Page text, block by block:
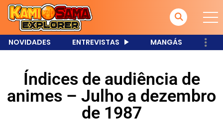
NOVIDADES ENTREVISTAS MANGÁS
Índices de audiência de
animes – Julho a dezembro
de 1987